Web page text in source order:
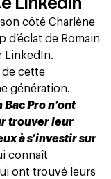
côté Charlène
d’éclat de Romain
LinkedIn.
de cette
génération.
Pro n’ont
trouver leur
à s’investir sur
connaît
ont trouvé leurs